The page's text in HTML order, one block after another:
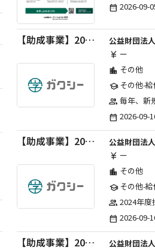
date_range 2026-09-
【助成事業】2027年度中学校部活動の地域展開推進に関する助成金
currency_yen ー
location_city その他
schoolその他-給
group 毎年、新規5事業前後への助成金交付を予定とし、初年度5事業、2年目合計10事業前後、3年目合計15事業前後、4年
date_range 2026-09-
【助成事業】2027年度（通年）国際交流普及事業に関する助成金
currency_yen ー
location_city その他
schoolその他-給
group 2024年度採択実績：21事業（前期11・後期10）、2025年度採択実績：30事業（前期15・後期15）、2026年度採択実績：40
date_range 2026-09-
【助成事業】2027年度（通年）ジュニアスポーツ振興に関する助成金